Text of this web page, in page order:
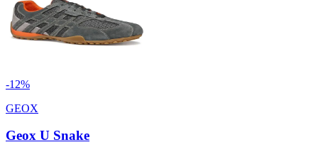
-12%
GEOX
Geox U Snake